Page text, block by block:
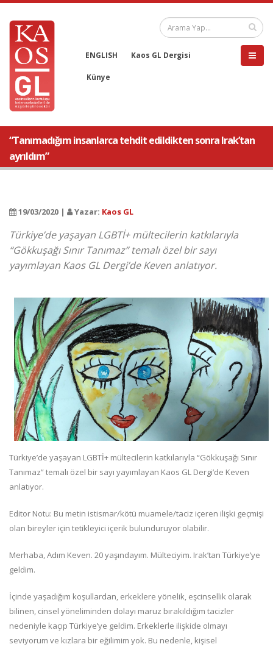
ENGLISH Kaos GL Dergisi
Künye
“Tanımadığım insanlarca tehdit edildikten sonra Irak’tan
ayrıldım”
19/03/2020 | Yazar: Kaos GL
Türkiye’de yaşayan LGBTİ+ mültecilerin katkılarıyla
“Gökkuşağı Sınır Tanımaz” temalı özel bir sayı
yayımlayan Kaos GL Dergi’de Keven anlatıyor.
Türkiye’de yaşayan LGBTİ+ mültecilerin katkılarıyla “Gökkuşağı Sınır
Tanımaz” temalı özel bir sayı yayımlayan Kaos GL Dergi’de Keven
anlatıyor.
Editor Notu: Bu metin istismar/kötü muamele/taciz içeren ilişki geçmişi
olan bireyler için tetikleyici içerik bulunduruyor olabilir.
Merhaba, Adım Keven. 20 yaşındayım. Mülteciyim. Irak’tan Türkiye’ye
geldim.
İçinde yaşadığım koşullardan, erkeklere yönelik, eşcinsellik olarak
bilinen, cinsel yöneliminden dolayı maruz bırakıldığım tacizler
nedeniyle kaçıp Türkiye’ye geldim. Erkeklerle ilişkide olmayı
seviyorum ve kızlara bir eğilimim yok. Bu nedenle, kişisel